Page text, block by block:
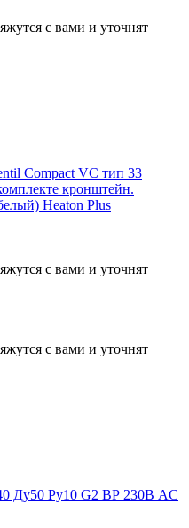
с вами и уточнят
Compact VC тип 33
кронштейн.
Heaton Plus
с вами и уточнят
с вами и уточнят
Ду50 Ру10 G2 ВР 230В AC